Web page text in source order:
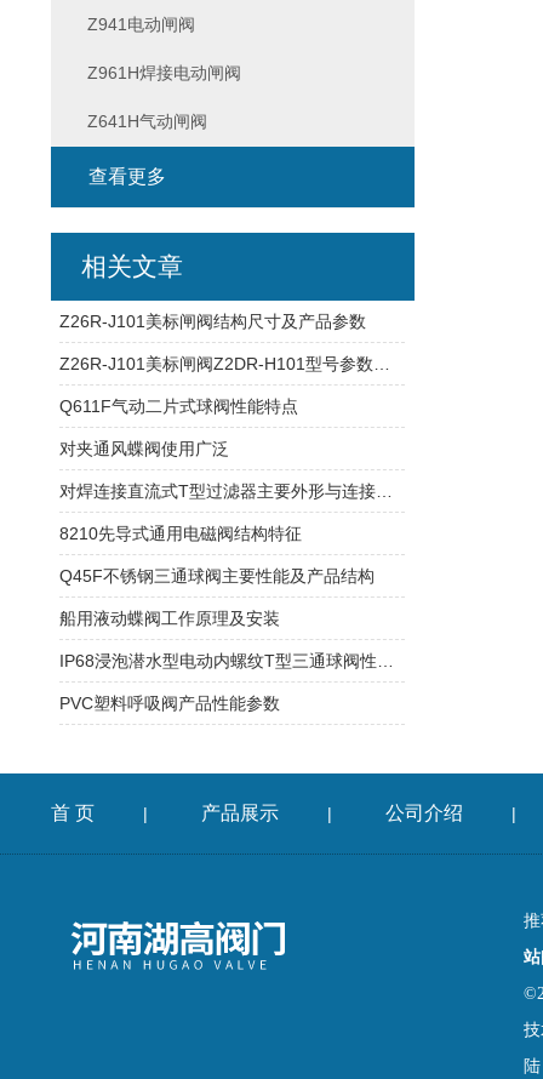
Z941电动闸阀
Z961H焊接电动闸阀
Z641H气动闸阀
查看更多
相关文章
Z26R-J101美标闸阀结构尺寸及产品参数
Q611F气动二片式球阀性能特点
对夹通风蝶阀使用广泛
8210先导式通用电磁阀结构特征
Q45F不锈钢三通球阀主要性能及产品结构
船用液动蝶阀工作原理及安装
PVC塑料呼吸阀产品性能参数
首 页 | 产品展示 | 公司介绍 |
陆